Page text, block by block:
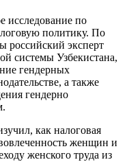
исследование по
политику. По
российский эксперт
системы Узбекистана,
гендерных
а также
гендерно
как налоговая
женщин и
женского труда из